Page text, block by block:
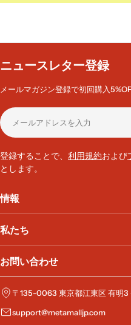
ニュースレター登録
メールマガジン登録で初回購入
メ
ー
ル
ド
レ
登録することで、 利用規約および
とします。
情報
私たち
お問い合わせ
〒135-0063 東京都江東区 有明3
support@metamalljp.com